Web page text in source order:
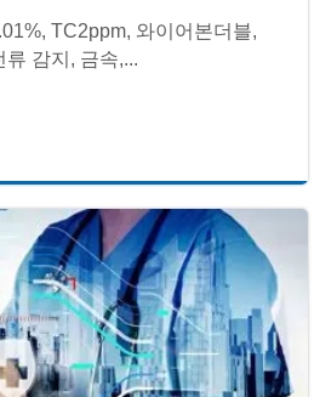
TC2ppm, 와이어본더블,
류 감지, 금속,...